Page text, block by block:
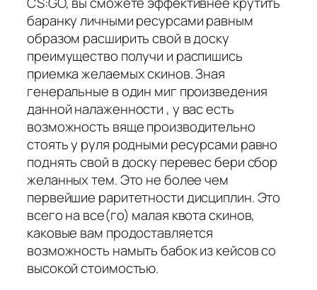
баранку личными ресурсами равным
образом расширить свой в доску
преимущество получи и распишись
приемка желаемых скинов. Зная
генеральные в один миг произведения
данной налаженности , у вас есть
возможность вяще производительно
стоять у руля родными ресурсами равно
поднять свой в доску перевес бери сбор
желанных тем. Это не более чем
первейшие раритетности дисциплин. Это
всего на все(го) малая квота скинов,
каковые вам продоставляется
возможность намыть бабок из кейсов со
высокой стоимостью.